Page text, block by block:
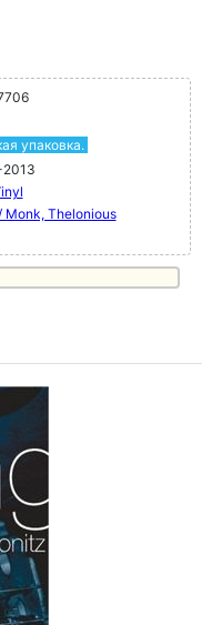
упаковка.
Monk, Thelonious